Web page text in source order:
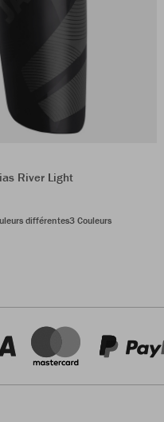
River Light
différentes3 Couleurs